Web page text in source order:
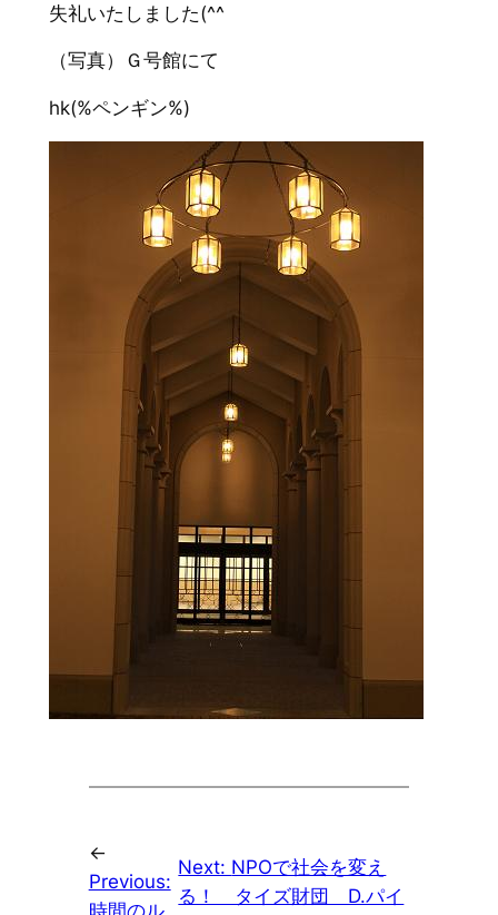
失礼いたしました(^^ゞ
（写真）Ｇ号館にて
hk(%ペンギン%)
←
Previous:
Next: NPOで社会を変え
る！ タイズ財団 D.パイ